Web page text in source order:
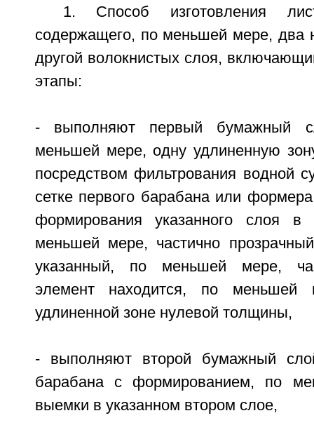
1. Способ изготовления
содержащего, по меньшей мере, два
другой волокнистых слоя,
этапы:
- выполняют первый бумажный
меньшей мере, одну удлиненную
посредством фильтрования водной
сетке первого барабана или
формирования указанного слоя
меньшей мере, частично
указанный, по меньшей мере,
элемент находится, по меньшей
удлиненной зоне нулевой толщины,
- выполняют второй бумажный
барабана с формированием, по
выемки в указанном втором слое,